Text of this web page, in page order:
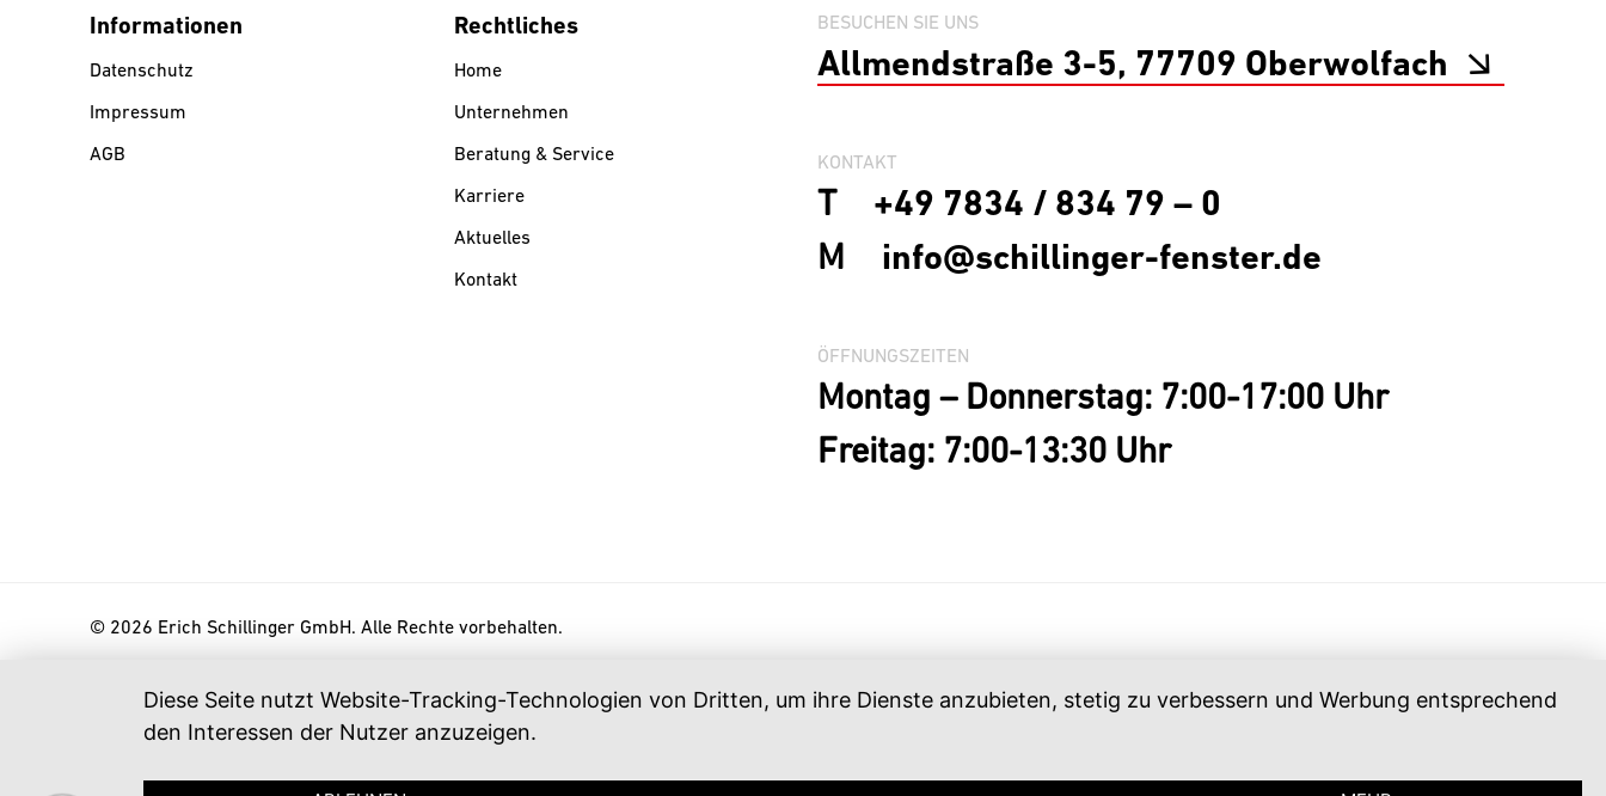
Informationen
Datenschutz
Impressum
AGB
Rechtliches
Home
Unternehmen
Beratung & Service
Karriere
Aktuelles
Kontakt
BESUCHEN SIE UNS
Allmendstraße 3-5, 77709 Oberwolfach
KONTAKT
T +49 7834 / 834 79 – 0
M info@schillinger-fenster.de
ÖFFNUNGSZEITEN
Montag – Donnerstag: 7:00-17:00 Uhr
Freitag: 7:00-13:30 Uhr
© 2026 Erich Schillinger GmbH. Alle Rechte vorbehalten.
Diese Seite nutzt Website-Tracking-Technologien von Dritten, um ihre Dienste anzubieten, stetig zu verbessern und Werbung entsprechend
den Interessen der Nutzer anzuzeigen.